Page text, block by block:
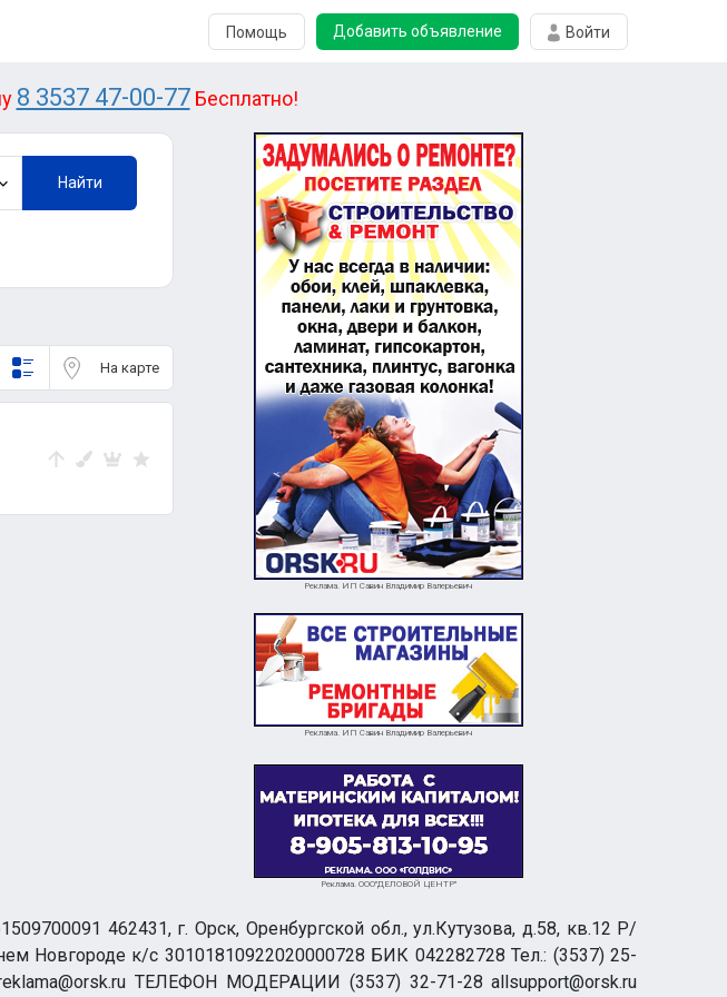
Помощь Добавить объявление Войти
8 3537 47-00-77Бесплатно!
Найти
На карте
Реклама. ИП Савин Владимир Валерьевич
Реклама. ИП Савин Владимир Валерьевич
Реклама. ООО"ДЕЛОВОЙ ЦЕНТР"
462431, г. Орск, Оренбургской обл., ул.Кутузова, д.58, кв.12 Р/
Новгороде к/с 30101810922020000728 БИК 042282728 Тел.: (3537) 25-
ТЕЛЕФОН МОДЕРАЦИИ (3537) 32-71-28 allsupport@orsk.ru